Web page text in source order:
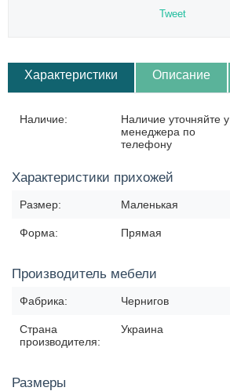
Tweet
Характеристики Описание
Наличие:
Наличие уточняйте у
менеджера по
телефону
Характеристики прихожей
Размер: Маленькая
Форма: Прямая
Производитель мебели
Фабрика: Чернигов
Страна
производителя:
Украина
Размеры